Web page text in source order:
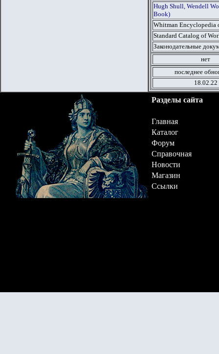
Hugh Shull, Wendell
Book)
Whitman Encyclopedia
Standard Catalog of
Законодательные
нет
последнее
18.02.22
Разделы сайта
Главная
Каталог
Форум
Справочная
Новости
Магазин
Ссылки